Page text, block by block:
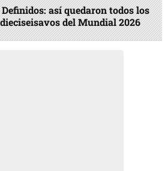
Definidos: así quedaron todos los
del Mundial 2026